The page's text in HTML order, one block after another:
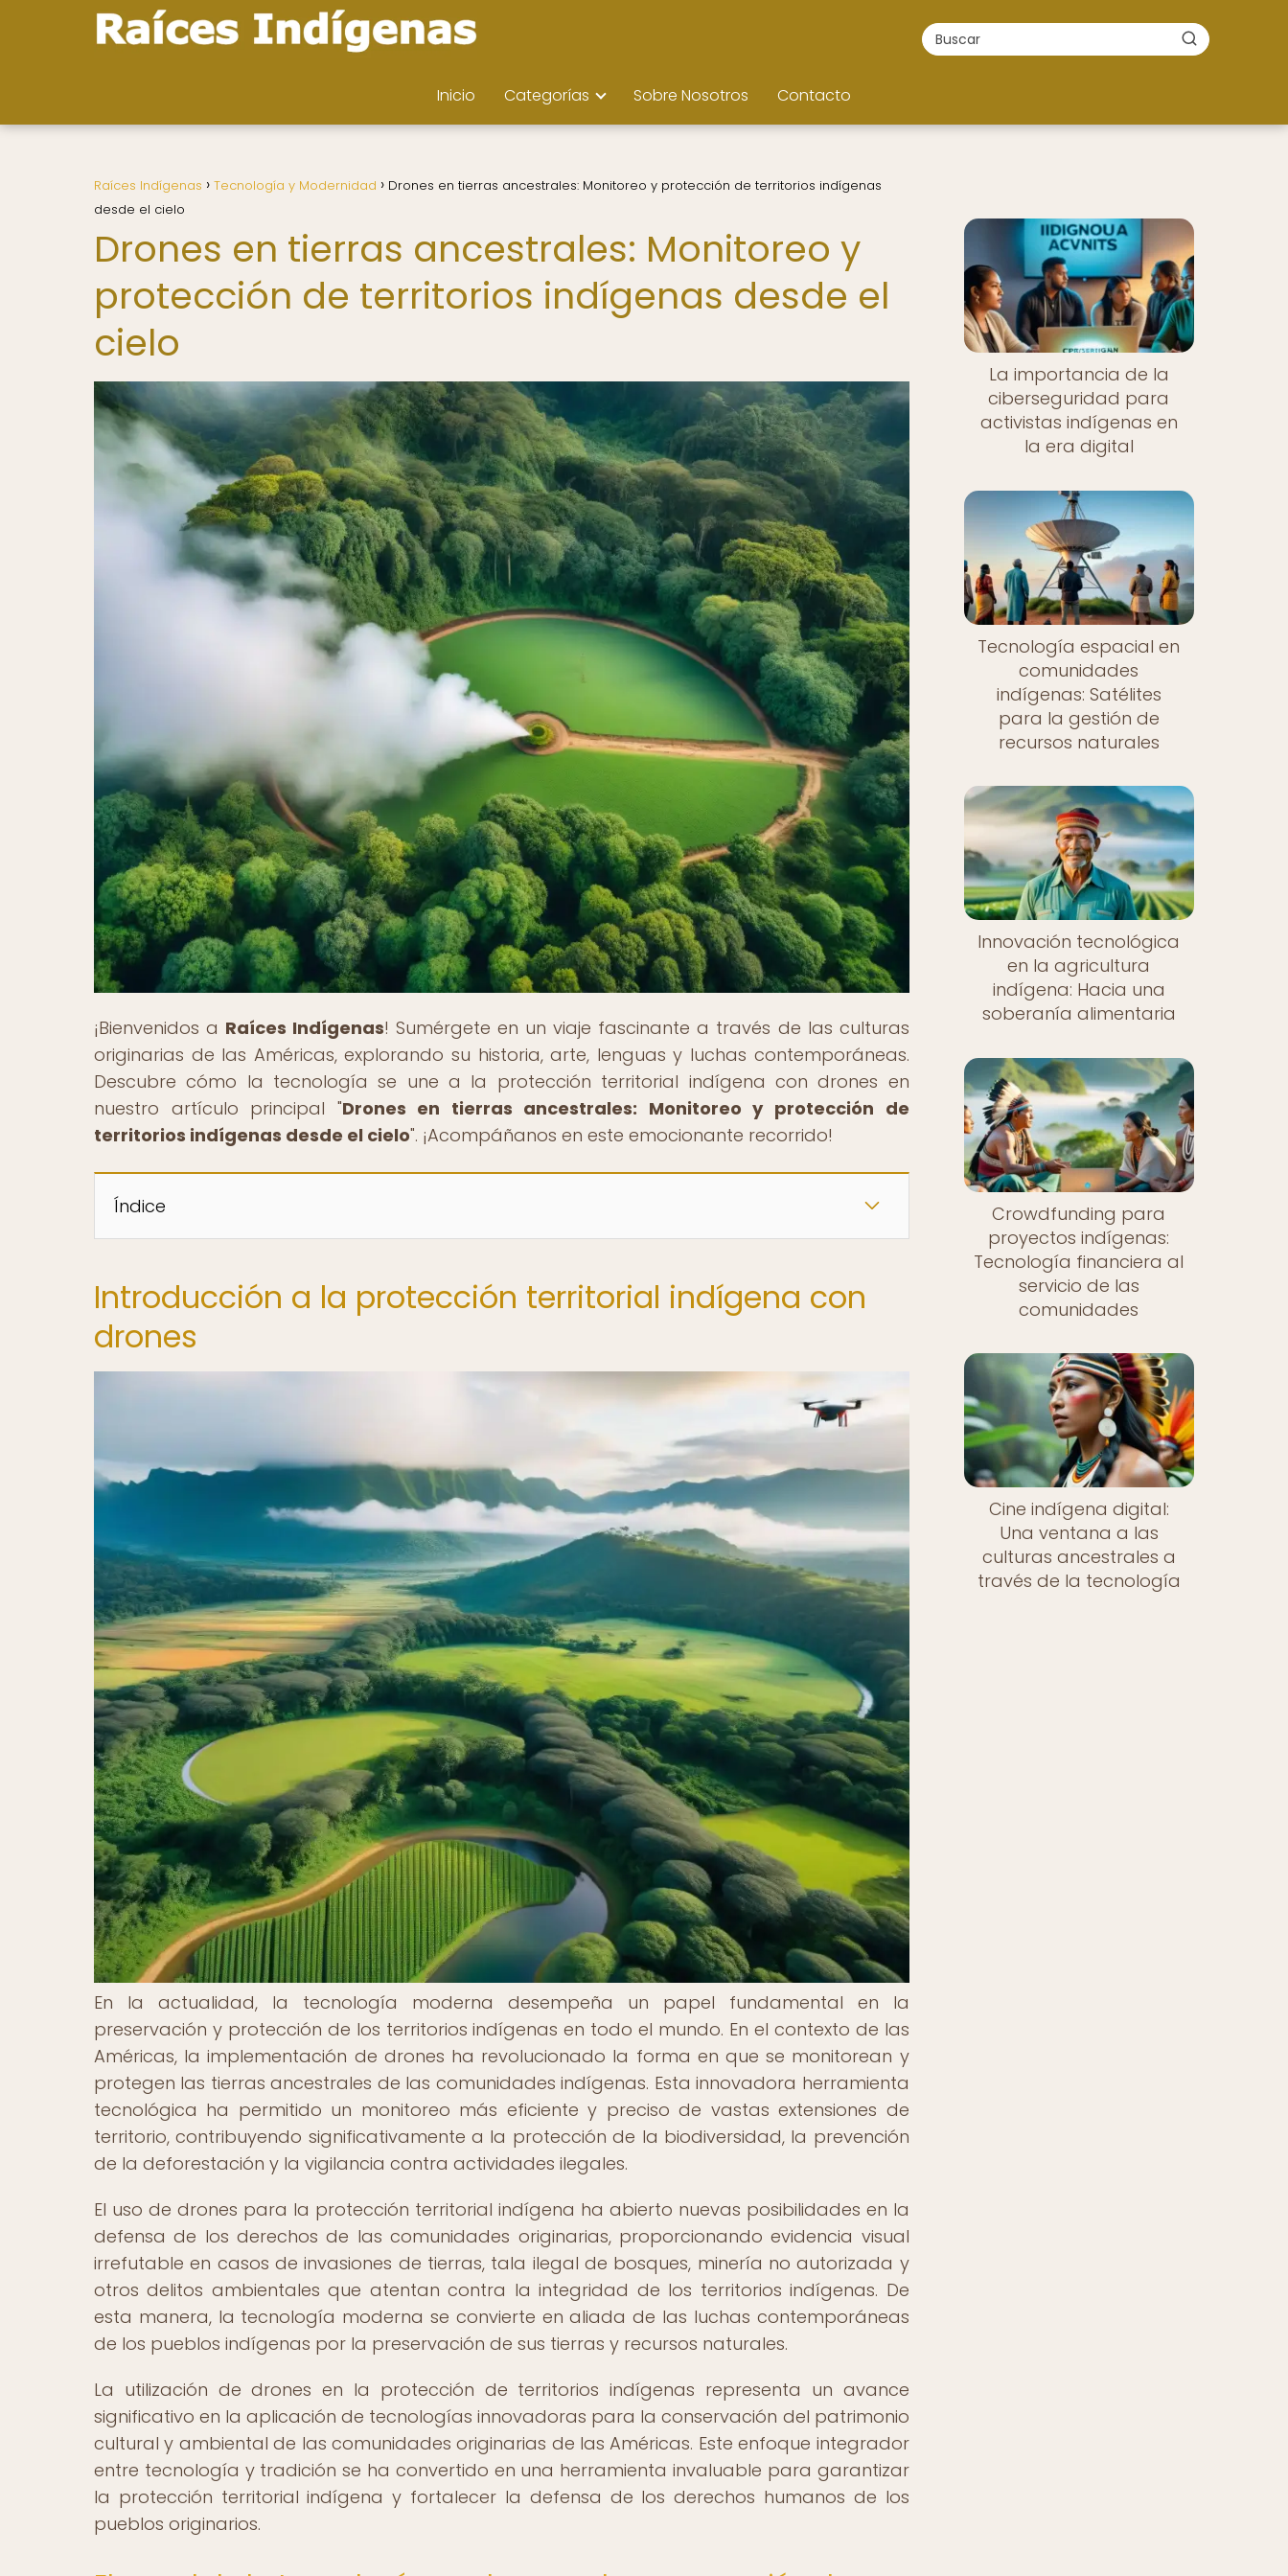
Inicio Categorías Sobre Nosotros Contacto
Raíces Indígenas Tecnología y Modernidad
Drones en tierras ancestrales: Monitoreo y protección de territorios indígenas
desde el cielo
Drones en tierras ancestrales: Monitoreo y
protección de territorios indígenas desde el
cielo
¡Bienvenidos a Raíces Indígenas! Sumérgete en un viaje fascinante a través de las culturas
originarias de las Américas, explorando su historia, arte, lenguas y luchas contemporáneas.
Descubre cómo la tecnología se une a la protección territorial indígena con drones en
nuestro artículo principal "Drones en tierras ancestrales: Monitoreo y protección de
territorios indígenas desde el cielo". ¡Acompáñanos en este emocionante recorrido!
Índice
Introducción a la protección territorial indígena con
drones
En la actualidad, la tecnología moderna desempeña un papel fundamental en la
preservación y protección de los territorios indígenas en todo el mundo. En el contexto de las
Américas, la implementación de drones ha revolucionado la forma en que se monitorean y
protegen las tierras ancestrales de las comunidades indígenas. Esta innovadora herramienta
tecnológica ha permitido un monitoreo más eficiente y preciso de vastas extensiones de
territorio, contribuyendo significativamente a la protección de la biodiversidad, la prevención
de la deforestación y la vigilancia contra actividades ilegales.
El uso de drones para la protección territorial indígena ha abierto nuevas posibilidades en la
defensa de los derechos de las comunidades originarias, proporcionando evidencia visual
irrefutable en casos de invasiones de tierras, tala ilegal de bosques, minería no autorizada y
otros delitos ambientales que atentan contra la integridad de los territorios indígenas. De
esta manera, la tecnología moderna se convierte en aliada de las luchas contemporáneas
de los pueblos indígenas por la preservación de sus tierras y recursos naturales.
La utilización de drones en la protección de territorios indígenas representa un avance
significativo en la aplicación de tecnologías innovadoras para la conservación del patrimonio
cultural y ambiental de las comunidades originarias de las Américas. Este enfoque integrador
entre tecnología y tradición se ha convertido en una herramienta invaluable para garantizar
la protección territorial indígena y fortalecer la defensa de los derechos humanos de los
pueblos originarios.
La importancia de la
ciberseguridad para
activistas indígenas en
la era digital
Tecnología espacial en
comunidades
indígenas: Satélites
para la gestión de
recursos naturales
Innovación tecnológica
en la agricultura
indígena: Hacia una
soberanía alimentaria
Crowdfunding para
proyectos indígenas:
Tecnología financiera al
servicio de las
comunidades
Cine indígena digital:
Una ventana a las
culturas ancestrales a
través de la tecnología